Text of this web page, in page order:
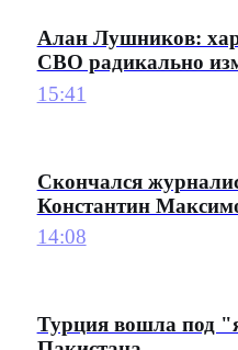
Алан Лушников:
СВО радикально
15:41
Скончался
Константин
14:08
Турция вошла под